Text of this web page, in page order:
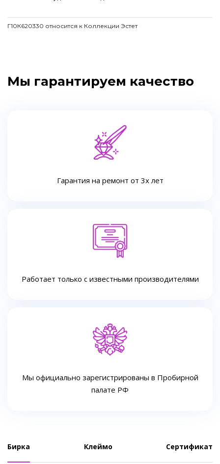
Г10К620330 относится к Коллекции Эстет
Мы гарантируем качество
Гарантия на ремонт от 3х лет
Работает только с известными производителями
Мы официально зарегистрированы в Пробирной
палате РФ
Бирка Клеймо Сертификат